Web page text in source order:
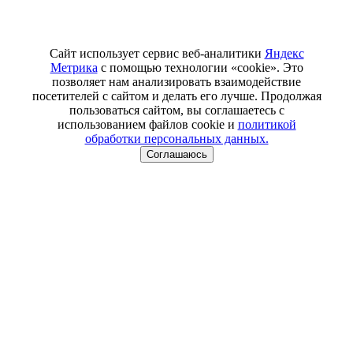
Сайт использует сервис веб-аналитики Яндекс
Метрика с помощью технологии «cookie». Это
позволяет нам анализировать взаимодействие
посетителей с сайтом и делать его лучше. Продолжая
пользоваться сайтом, вы соглашаетесь с
использованием файлов cookie и политикой
обработки персональных данных.
Соглашаюсь